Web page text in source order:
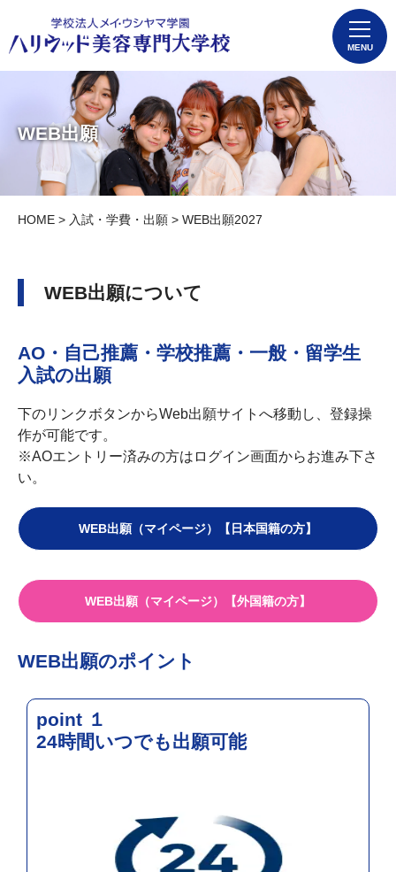
MENU
WEB出願
HOME > 入試・学費・出願 > WEB出願2027
WEB出願について
AO・自己推薦・学校推薦・一般・留学生
入試の出願
下のリンクボタンからWeb出願サイトへ移動し、登録操
作が可能です。
※AOエントリー済みの方はログイン画面からお進み下さ
い。
WEB出願（マイページ）【日本国籍の方】
WEB出願（マイページ）【外国籍の方】
WEB出願のポイント
point １
24時間いつでも出願可能